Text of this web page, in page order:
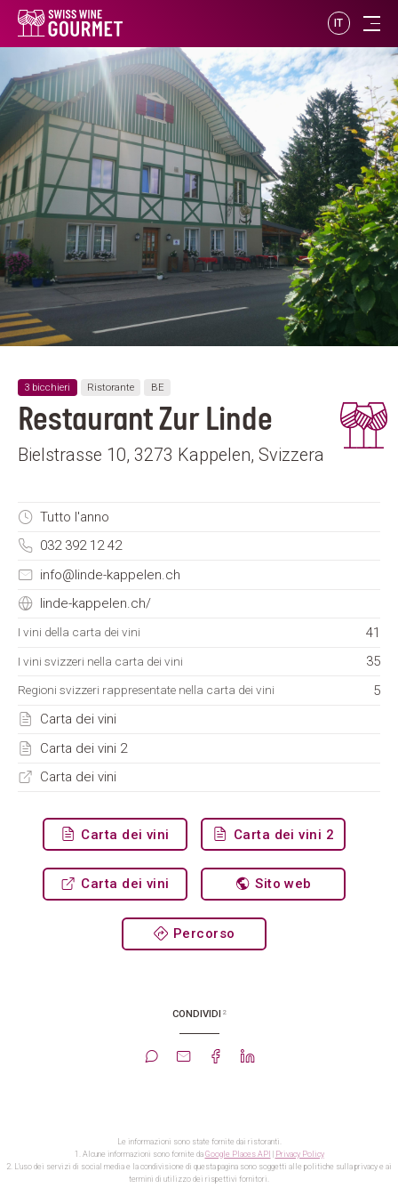
IT
3 bicchieri Ristorante BE
Restaurant Zur Linde
Bielstrasse 10, 3273 Kappelen, Svizzera
Tutto l'anno
032 392 12 42
info@linde-kappelen.ch
linde-kappelen.ch/
I vini della carta dei vini 41
I vini svizzeri nella carta dei vini 35
Regioni svizzeri rappresentate nella carta dei vini
5
Carta dei vini
Carta dei vini 2
Carta dei vini
Carta dei vini Carta dei vini 2
Carta dei vini Sito web
Percorso
CONDIVIDI 2
Le informazioni sono state fornite dai ristoranti.
1. Alcune informazioni sono fornite da Google Places API
Privacy Policy
2. L'uso dei servizi di social media e la condivisione di questa pagina sono soggetti alle politiche sulla privacy e ai
termini di utilizzo dei rispettivi fornitori.